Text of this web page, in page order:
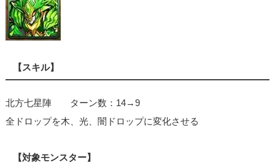
【スキル】
北方七星陣 ターン数：14→9
全ドロップを木、光、闇ドロップに変化させる
【対象モンスター】